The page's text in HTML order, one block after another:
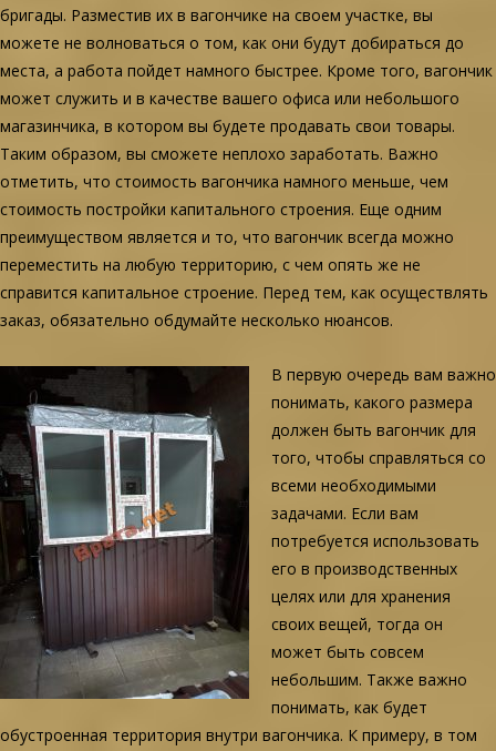
бригады. Разместив их в вагончике на своем участке, вы
можете не волноваться о том, как они будут добираться до
места, а работа пойдет намного быстрее. Кроме того, вагончик
может служить и в качестве вашего офиса или небольшого
магазинчика, в котором вы будете продавать свои товары.
Таким образом, вы сможете неплохо заработать. Важно
отметить, что стоимость вагончика намного меньше, чем
стоимость постройки капитального строения. Еще одним
преимуществом является и то, что вагончик всегда можно
переместить на любую территорию, с чем опять же не
справится капитальное строение. Перед тем, как осуществлять
заказ, обязательно обдумайте несколько нюансов.
В первую очередь вам важно
понимать, какого размера
должен быть вагончик для
того, чтобы справляться со
всеми необходимыми
задачами. Если вам
потребуется использовать
его в производственных
целях или для хранения
своих вещей, тогда он
может быть совсем
небольшим. Также важно
понимать, как будет
обустроенная территория внутри вагончика. К примеру, в том